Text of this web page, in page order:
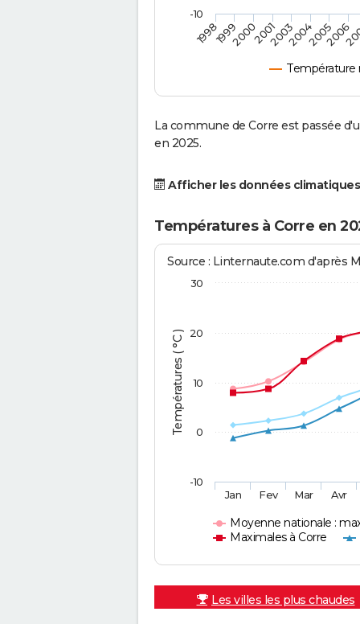
Température
19981999200020012003200420052006
-10
La commune de Corre est passée
en 2025.
Afficher les données
Températures à Corre en
Températures ( °C )
Source : Linternaute.com d'après
Moyenne nationale :
Maximales à Corre
Jan Fev Mar Avr
-10
0
10
20
30
Les villes les plus chaudes